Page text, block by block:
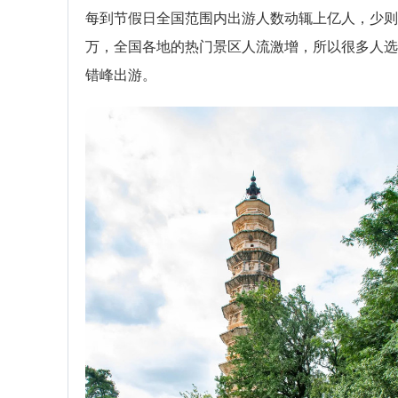
每到节假日全国范围内出游人数动辄上亿人，少
万，全国各地的热门景区人流激增，所以很多人
错峰出游。